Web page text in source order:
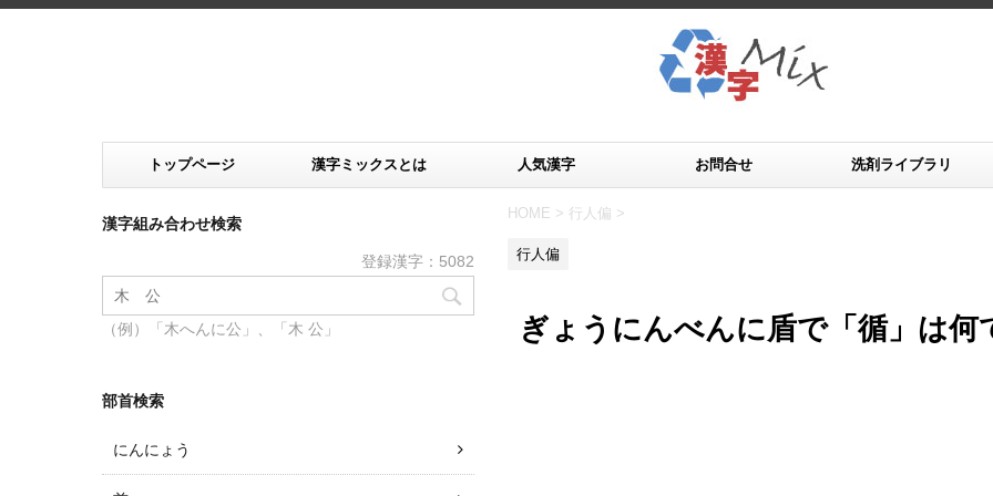
トップページ 漢字ミックスとは 人気漢字 お問合せ 洗剤ライブラリ
HOME > 行人偏 >
行人偏
ぎょうにんべんに盾で「循」は何
漢字組み合わせ検索
登録漢字：5082
（例）「木へんに公」、「木 公」
部首検索
にんにょう